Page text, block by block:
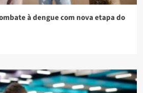
à dengue com nova etapa do